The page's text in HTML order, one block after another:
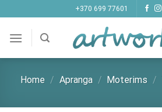
to
content
+370 699 77601
Home / Apranga / Moterims /